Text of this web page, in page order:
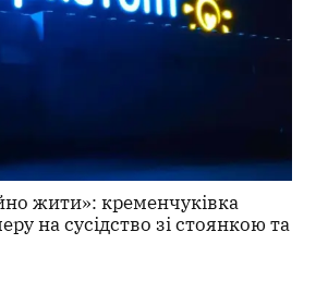
жити»: кременчуківка
на сусідство зі стоянкою та